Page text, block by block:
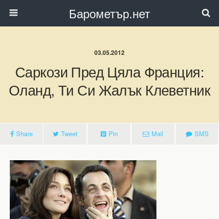
Барометър.нет
03.05.2012
Саркози Пред Цяла Франция:
Оланд, Ти Си Жалък Клеветник
Share Tweet Pin Mail SMS